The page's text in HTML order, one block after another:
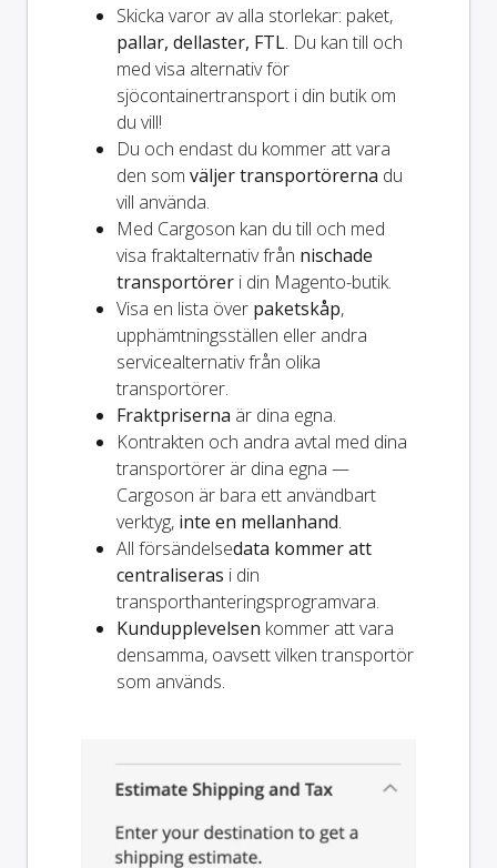
Skicka varor av alla storlekar: paket,
pallar, dellaster, FTL. Du kan till och
med visa alternativ för
sjöcontainertransport i din butik om
du vill!
Du och endast du kommer att vara
den som väljer transportörerna du
vill använda.
Med Cargoson kan du till och med
visa fraktalternativ från nischade
transportörer i din Magento-butik.
Visa en lista över paketskåp,
upphämtningsställen eller andra
servicealternativ från olika
transportörer.
Fraktpriserna är dina egna.
Kontrakten och andra avtal med dina
transportörer är dina egna —
Cargoson är bara ett användbart
verktyg, inte en mellanhand.
All försändelsedata kommer att
centraliseras i din
transporthanteringsprogramvara.
Kundupplevelsen kommer att vara
densamma, oavsett vilken transportör
som används.